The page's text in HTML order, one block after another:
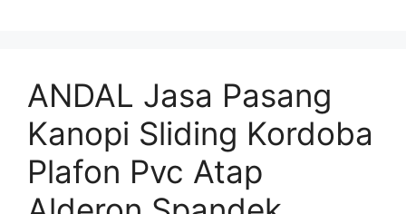
ANDAL Jasa Pasang
Kanopi Sliding Kordoba
Plafon Pvc Atap